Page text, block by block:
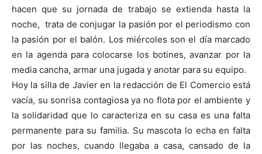
hacen que su jornada de trabajo se extienda hasta la
noche, trata de conjugar la pasión por el periodismo con
la pasión por el balón. Los miércoles son el día marcado
en la agenda para colocarse los botines, avanzar por la
media cancha, armar una jugada y anotar para su equipo.
Hoy la silla de Javier en la redacción de El Comercio está
vacía, su sonrisa contagiosa ya no flota por el ambiente y
la solidaridad que lo caracteriza en su casa es una falta
permanente para su familia. Su mascota lo echa en falta
por las noches, cuando llegaba a casa, cansado de la